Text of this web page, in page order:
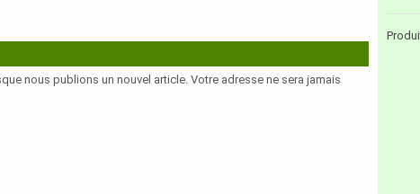
nous publions un nouvel article. Votre adresse ne sera jamais